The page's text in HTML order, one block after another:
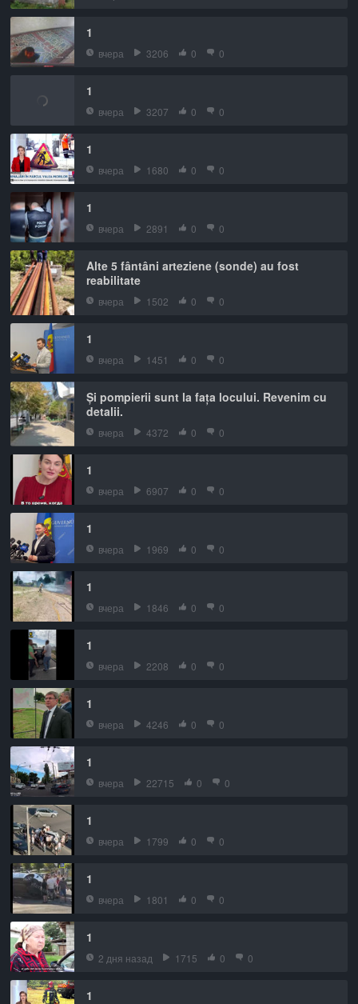
1
вчера 3206 0 0
1
вчера 3207 0 0
1
вчера 1680 0 0
1
вчера 2891 0 0
Alte 5 fântâni arteziene (sonde) au fost
reabilitate
вчера 1502 0 0
1
вчера 1451 0 0
Și pompierii sunt la fața locului. Revenim cu
detalii.
вчера 4372 0 0
1
вчера 6907 0 0
1
вчера 1969 0 0
1
вчера 1846 0 0
1
вчера 2208 0 0
1
вчера 4246 0 0
1
вчера 22715 0 0
1
вчера 1799 0 0
1
вчера 1801 0 0
1
2 дня назад 1715 0 0
1